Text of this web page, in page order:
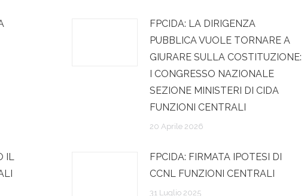
FPCIDA: LA DIRIGENZA
PUBBLICA VUOLE TORNARE A
GIURARE SULLA COSTITUZIONE:
I CONGRESSO NAZIONALE
SEZIONE MINISTERI DI CIDA
FUNZIONI CENTRALI
20 Aprile 2026
IL
FPCIDA: FIRMATA IPOTESI DI
CCNL FUNZIONI CENTRALI
31 Luglio 2025